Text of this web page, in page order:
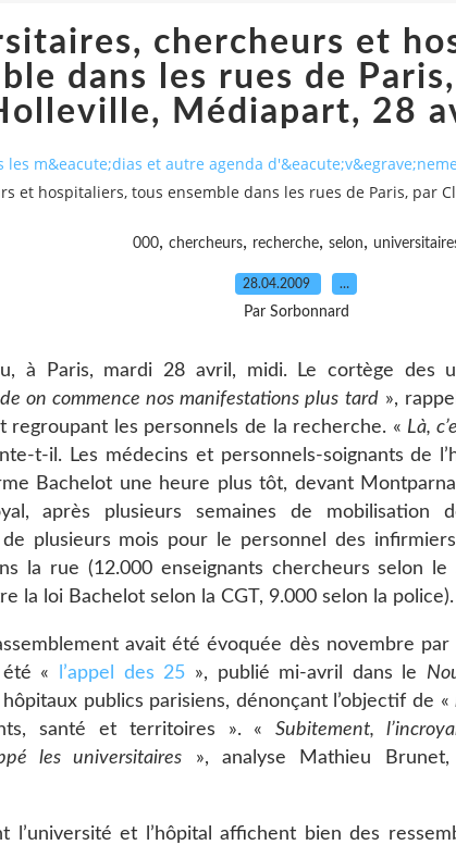
chercheurs et
dans les rues de
Médiapart, 28
les m&eacute;dias et autre agenda
et hospitaliers, tous ensemble dans les rues de Paris, par
000, chercheurs, recherche, selon,
28.04.2009 …
Par Sorbonnard
à Paris, mardi 28 avril, midi. Le cortège des
on commence nos manifestations plus tard »,
regroupant les personnels de la recherche. « Là,
t-il. Les médecins et personnels-soignants de
Bachelot une heure plus tôt, devant
après plusieurs semaines de mobilisation
plusieurs mois pour le personnel des
la rue (12.000 enseignants chercheurs selon
la loi Bachelot selon la CGT, 9.000 selon la police).
avait été évoquée dès novembre
«
l’appel des 25 », publié mi-avril dans le
publics parisiens, dénonçant l’objectif de «
santé et territoires ». «Subitement,
les universitaires », analyse Mathieu
l’université et l’hôpital affichent bien des